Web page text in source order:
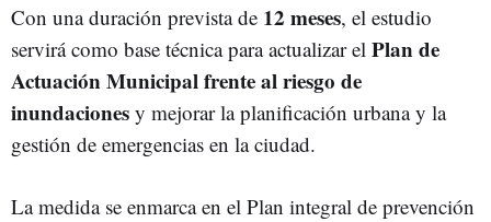
Con una duración prevista de 12 meses, el estudio
servirá como base técnica para actualizar el Plan de
Actuación Municipal frente al riesgo de
inundaciones y mejorar la planificación urbana y la
gestión de emergencias en la ciudad.
La medida se enmarca en el Plan integral de prevención